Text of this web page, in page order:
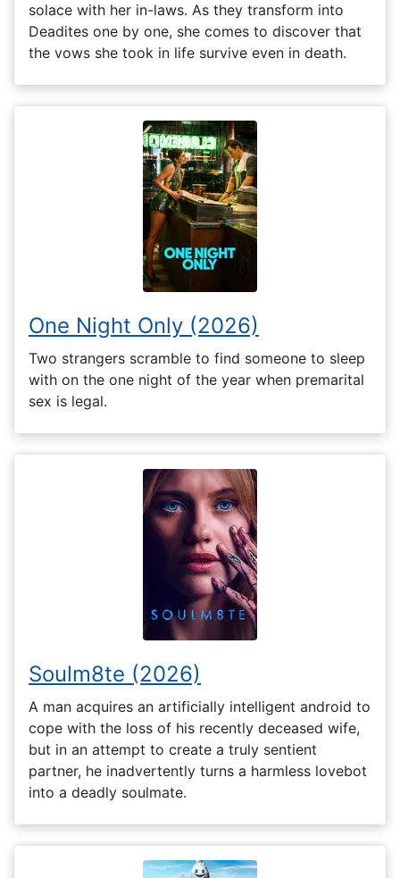
solace with her in-laws. As they transform into
Deadites one by one, she comes to discover that
the vows she took in life survive even in death.
One Night Only (2026)
Two strangers scramble to find someone to sleep
with on the one night of the year when premarital
sex is legal.
Soulm8te (2026)
A man acquires an artificially intelligent android to
cope with the loss of his recently deceased wife,
but in an attempt to create a truly sentient
partner, he inadvertently turns a harmless lovebot
into a deadly soulmate.